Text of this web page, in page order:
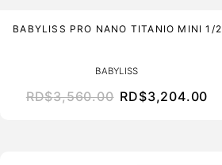
BABYLISS PRO NANO TITANIO MINI 1/2
BABYLISS
RD$3,560.00 RD$3,204.00